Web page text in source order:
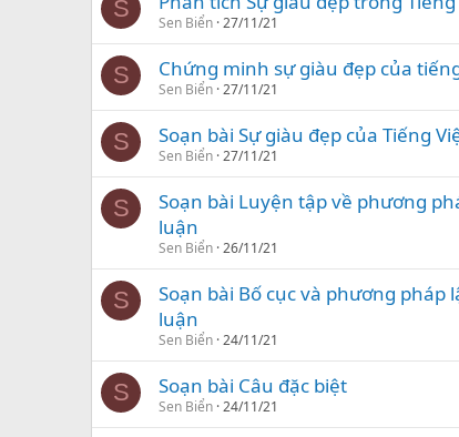
S
Sen Biển 27/11/21
S Chứng minh sự giàu đẹp của
Sen Biển 27/11/21
S Soạn bài Sự giàu đẹp của Tiếng
Sen Biển 27/11/21
S
Soạn bài Luyện tập về phương
luận
Sen Biển 26/11/21
S
Soạn bài Bố cục và phương
luận
Sen Biển 24/11/21
S Soạn bài Câu đặc biệt
Sen Biển 24/11/21